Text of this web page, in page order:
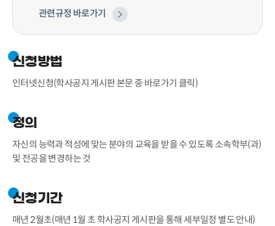
관련규정 바로가기
신청방법
인터넷신청(학사공지 게시판 본문 중 바로가기 클릭)
정의
자신의 능력과 적성에 맞는 분야의 교육을 받을 수 있도록 소속학부(과)
및 전공을 변경하는 것
신청기간
매년 2월초(매년 1월 초 학사공지 게시판을 통해 세부일정 별도 안내)